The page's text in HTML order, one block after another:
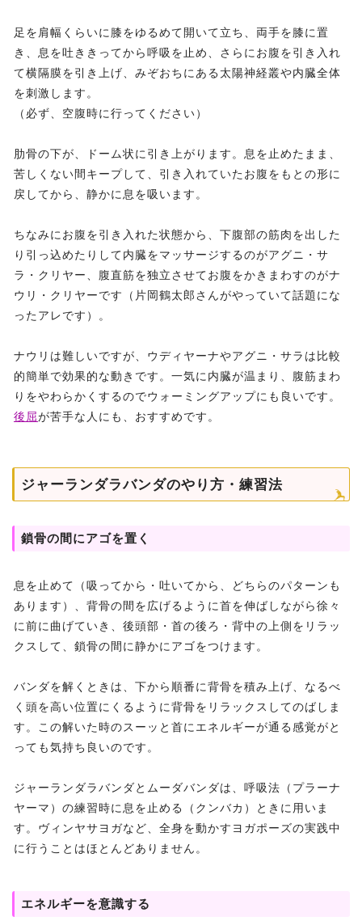
足を肩幅くらいに膝をゆるめて開いて立ち、両手を膝に置
き、息を吐ききってから呼吸を止め、さらにお腹を引き入れ
て横隔膜を引き上げ、みぞおちにある太陽神経叢や内臓全体
を刺激します。
（必ず、空腹時に行ってください）
肋骨の下が、ドーム状に引き上がります。息を止めたまま、
苦しくない間キープして、引き入れていたお腹をもとの形に
戻してから、静かに息を吸います。
ちなみにお腹を引き入れた状態から、下腹部の筋肉を出した
り引っ込めたりして内臓をマッサージするのがアグニ・サ
ラ・クリヤー、腹直筋を独立させてお腹をかきまわすのがナ
ウリ・クリヤーです（片岡鶴太郎さんがやっていて話題にな
ったアレです）。
ナウリは難しいですが、ウディヤーナやアグニ・サラは比較
的簡単で効果的な動きです。一気に内臓が温まり、腹筋まわ
りをやわらかくするのでウォーミングアップにも良いです。
後屈が苦手な人にも、おすすめです。
ジャーランダラバンダのやり方・練習法
鎖骨の間にアゴを置く
息を止めて（吸ってから・吐いてから、どちらのパターンも
あります）、背骨の間を広げるように首を伸ばしながら徐々
に前に曲げていき、後頭部・首の後ろ・背中の上側をリラッ
クスして、鎖骨の間に静かにアゴをつけます。
バンダを解くときは、下から順番に背骨を積み上げ、なるべ
く頭を高い位置にくるように背骨をリラックスしてのばしま
す。この解いた時のスーッと首にエネルギーが通る感覚がと
っても気持ち良いのです。
ジャーランダラバンダとムーダバンダは、呼吸法（プラーナ
ヤーマ）の練習時に息を止める（クンバカ）ときに用いま
す。ヴィンヤサヨガなど、全身を動かすヨガポーズの実践中
に行うことはほとんどありません。
エネルギーを意識する